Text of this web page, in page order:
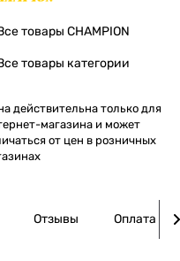
товары CHAMPION
товары категории
действительна только для
магазина и может
от цен в розничных
Отзывы Оплата